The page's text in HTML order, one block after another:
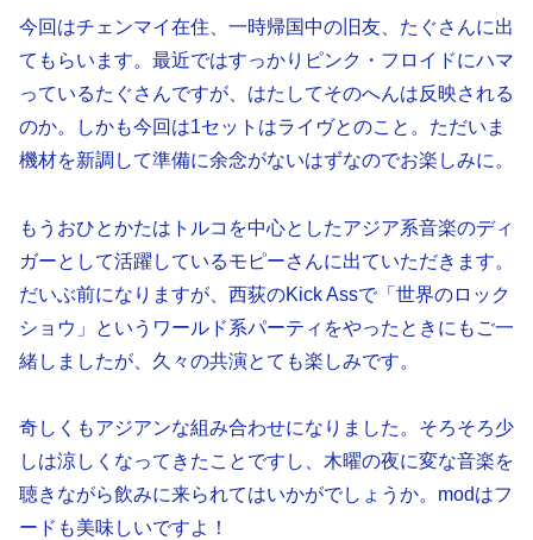
今回はチェンマイ在住、一時帰国中の旧友、たぐさんに出
てもらいます。最近ではすっかりピンク・フロイドにハマ
っているたぐさんですが、はたしてそのへんは反映される
のか。しかも今回は1セットはライヴとのこと。ただいま
機材を新調して準備に余念がないはずなのでお楽しみに。
もうおひとかたはトルコを中心としたアジア系音楽のディ
ガーとして活躍しているモピーさんに出ていただきます。
だいぶ前になりますが、西荻のKick Assで「世界のロック
ショウ」というワールド系パーティをやったときにもご一
緒しましたが、久々の共演とても楽しみです。
奇しくもアジアンな組み合わせになりました。そろそろ少
しは涼しくなってきたことですし、木曜の夜に変な音楽を
聴きながら飲みに来られてはいかがでしょうか。modはフ
ードも美味しいですよ！